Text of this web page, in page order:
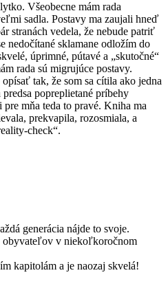
Všeobecne mám rada
sadla. Postavy ma zaujali hneď
stranách vedela, že nebude patriť
nedočítané sklamane odložím do
úprimné, pútavé a „skutočné“
rada sú migrujúce postavy.
tak, že som sa cítila ako jedna
predsa popreplietané príbehy
mňa teda to pravé. Kniha ma
prekvapila, rozosmiala, a
check“.
generácia nájde to svoje.
obyvateľov v niekoľkoročnom
kapitolám a je naozaj skvelá!